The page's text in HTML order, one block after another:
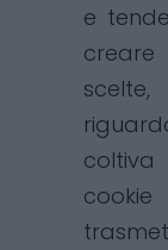
e
creare